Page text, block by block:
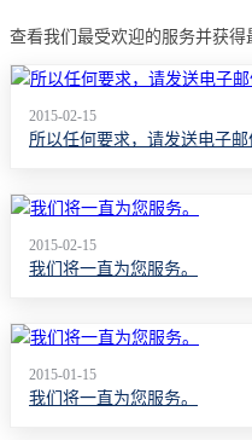
查看我们最受欢迎的服务并获得
2015-02-15
所以任何要求，请发送电子
2015-02-15
我们将一直为您服务。
2015-01-15
我们将一直为您服务。